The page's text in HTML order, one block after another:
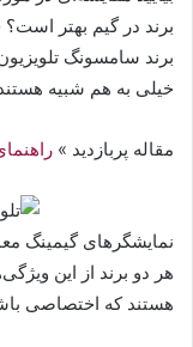
برند در گیم بهتر
برند سامسونگ
خیلی به هم شبیه
مقاله پربازدید »
نمایشگرهای گیمینگ
هر دو برند از این
هستند که اختصاصی